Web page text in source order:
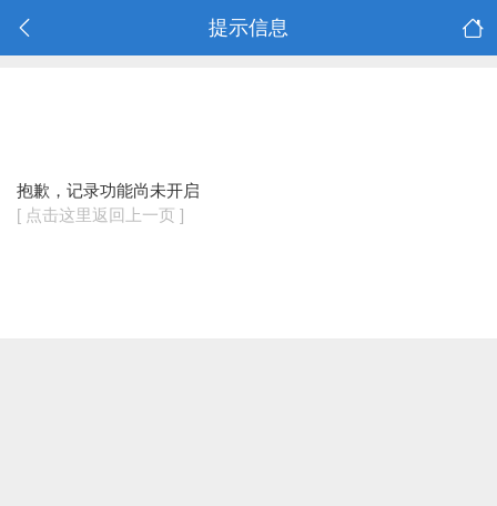
提示信息
抱歉，记录功能尚未开启
[ 点击这里返回上一页 ]